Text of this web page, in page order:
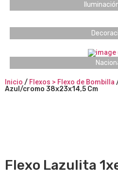
Inicio / Flexos > Flexo de Bombilla
Azul/cromo 38x23x14,5 Cm
Flexo Lazulita